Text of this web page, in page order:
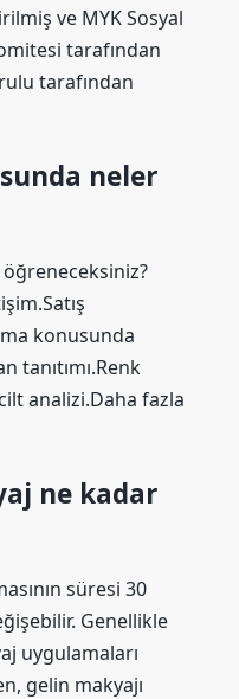
ve MYK Sosyal
tarafından
tarafından
neler
öğreneceksiniz?
konusunda
tanıtımı.Renk
analizi.Daha fazla
ne kadar
süresi 30
Genellikle
uygulamaları
gelin makyajı